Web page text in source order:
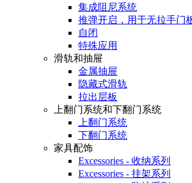
集成阻尼系统
推弹开启，用于无拉手门
自闭
特殊应用
滑轨和抽屉
金属抽屉
隐藏式滑轨
拉出层板
上翻门系统和下翻门系统
上翻门系统
下翻门系统
家具配饰
Excessories - 收纳系列
Excessories - 挂架系列